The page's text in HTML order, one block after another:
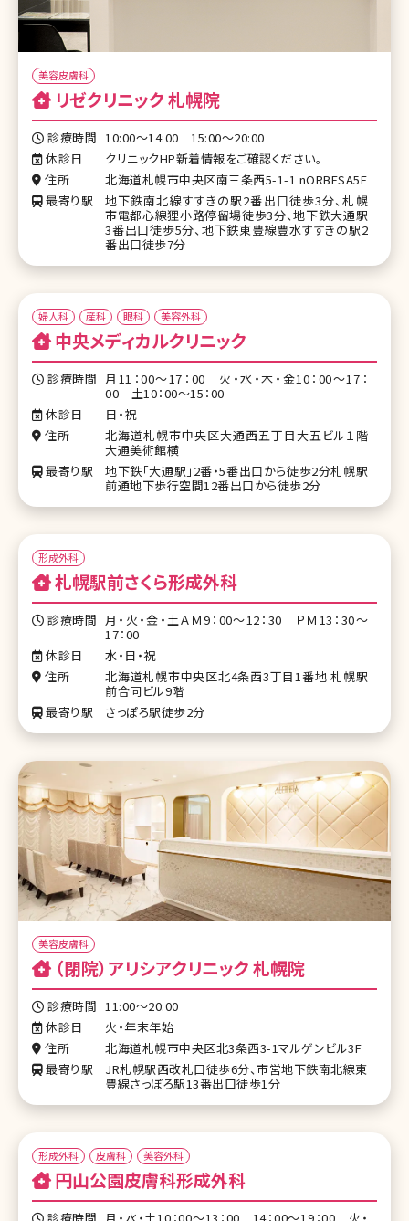
美容皮膚科
リゼクリニック 札幌院
診療時間 10:00～14:00 15:00～20:00
休診日
クリニックHP新着情報をご確認ください。
住所
北海道札幌市中央区南三条西5-1-1 nORBESA5F
最寄り駅
地下鉄南北線すすきの駅2番出口徒歩3分、札幌
市電都心線狸小路停留場徒歩3分、地下鉄大通駅
3番出口徒歩5分、地下鉄東豊線豊水すすきの駅2
番出口徒歩7分
婦人科 産科 眼科 美容外科
中央メディカルクリニック
診療時間 月11：00～17：00 火・水・木・金10：00～17：
00 土10：00～15：00
休診日
日・祝
住所
北海道札幌市中央区大通西五丁目大五ビル１階
大通美術館横
最寄り駅
地下鉄「大通駅」2番・5番出口から徒歩2分札幌駅
前通地下歩行空間12番出口から徒歩2分
形成外科
札幌駅前さくら形成外科
診療時間 月・火・金・土ＡＭ9：00～12：30 ＰＭ13：30～
17：00
休診日
水・日・祝
住所
北海道札幌市中央区北4条西3丁目1番地 札幌駅
前合同ビル9階
最寄り駅
さっぽろ駅徒歩2分
美容皮膚科
（閉院）アリシアクリニック 札幌院
診療時間 11:00～20:00
休診日
火・年末年始
住所
北海道札幌市中央区北3条西3-1マルゲンビル3F
最寄り駅
JR札幌駅西改札口徒歩6分、市営地下鉄南北線東
豊線さっぽろ駅13番出口徒歩1分
形成外科 皮膚科 美容外科
円山公園皮膚科形成外科